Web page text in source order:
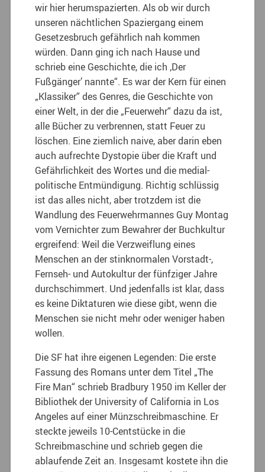
wir hier herumspazierten. Als ob wir durch
unseren nächtlichen Spaziergang einem
Gesetzesbruch gefährlich nah kommen
würden. Dann ging ich nach Hause und
schrieb eine Geschichte, die ich ‚Der
Fußgänger’ nannte“. Es war der Kern für einen
„Klassiker“ des Genres, die Geschichte von
einer Welt, in der die „Feuerwehr“ dazu da ist,
alle Bücher zu verbrennen, statt Feuer zu
löschen. Eine ziemlich naive, aber darin eben
auch aufrechte Dystopie über die Kraft und
Gefährlichkeit des Wortes und die medial-
politische Entmündigung. Richtig schlüssig
ist das alles nicht, aber trotzdem ist die
Wandlung des Feuerwehrmannes Guy Montag
vom Vernichter zum Bewahrer der Buchkultur
ergreifend: Weil die Verzweiflung eines
Menschen an der stinknormalen Vorstadt-,
Fernseh- und Autokultur der fünfziger Jahre
durchschimmert. Und jedenfalls ist klar, dass
es keine Diktaturen wie diese gibt, wenn die
Menschen sie nicht mehr oder weniger haben
wollen.
Die SF hat ihre eigenen Legenden: Die erste
Fassung des Romans unter dem Titel „The
Fire Man“ schrieb Bradbury 1950 im Keller der
Bibliothek der University of California in Los
Angeles auf einer Münzschreibmaschine. Er
steckte jeweils 10-Centstücke in die
Schreibmaschine und schrieb gegen die
ablaufende Zeit an. Insgesamt kostete ihn die